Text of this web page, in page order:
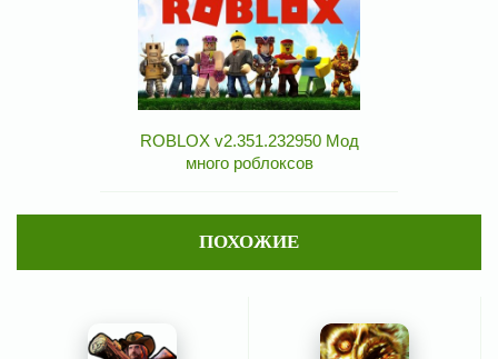
ROBLOX v2.351.232950 Мод
много роблоксов
ПОХОЖИЕ